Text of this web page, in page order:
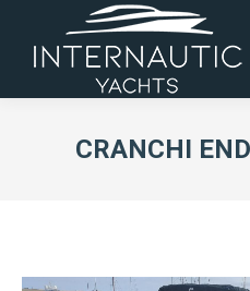
CRANCHI